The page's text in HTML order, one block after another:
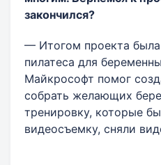
закончился?
— Итогом проекта
пилатеса для
Майкрософт помог
собрать желающих
тренировку, которые
видеосъемку, сняли